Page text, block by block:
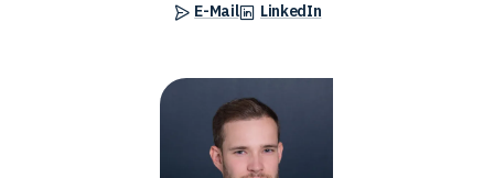
und Liebe zu allen Themen rund um Finanzen, Wirtschaft und
vermittelt.
E-Mail LinkedIn
Döhnert-
Breyer